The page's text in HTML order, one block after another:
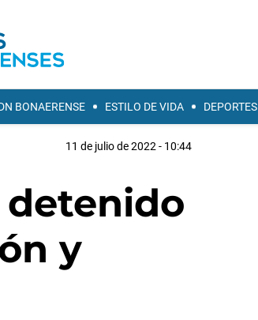
BONAERENSE ESTILO DE VIDA DEPORTES
11 de julio de 2022 - 10:44
y